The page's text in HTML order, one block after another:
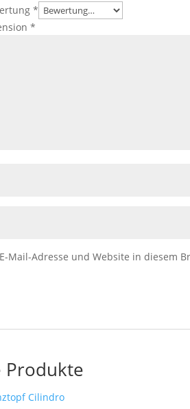
*
*
Mail-Adresse und Website in diesem
Produkte